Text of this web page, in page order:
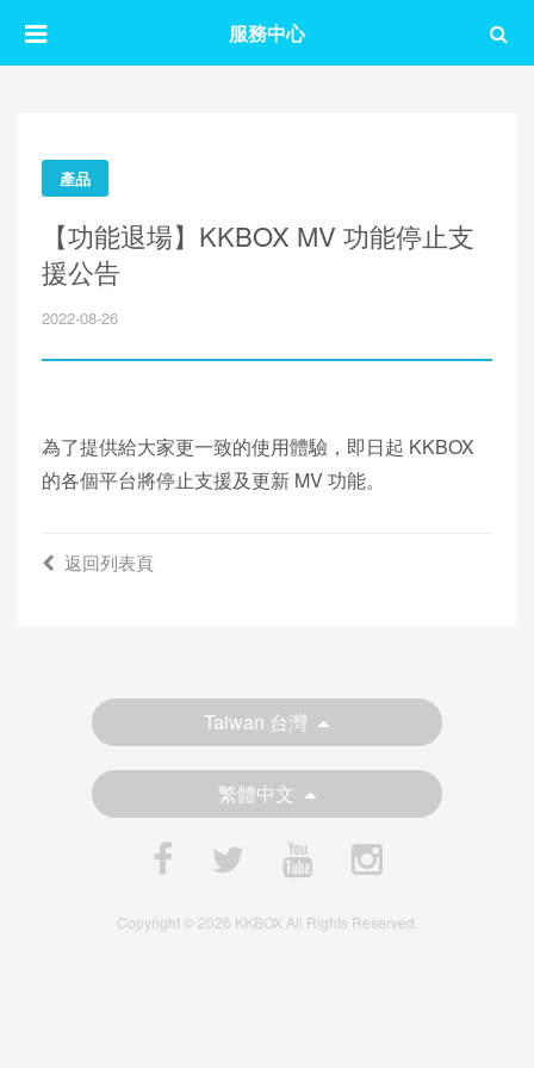
服務中心
產品
【功能退場】KKBOX MV 功能停止支
援公告
2022-08-26
為了提供給大家更一致的使用體驗，即日起 KKBOX
的各個平台將停止支援及更新 MV 功能。
返回列表頁
Taiwan 台灣
繁體中文
Copyright © 2026 KKBOX All Rights Reserved.